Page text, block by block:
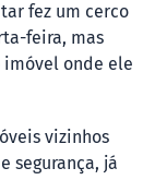
fez um cerco
feira, mas
imóvel onde ele
vizinhos
segurança, já